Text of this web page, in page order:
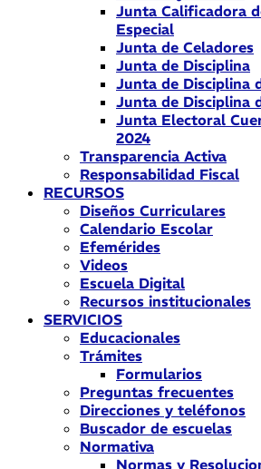
Junta Calificadora
Especial
Junta de Celadores
Junta de Disciplina
Junta de Disciplina
Junta de Disciplina
Junta Electoral
2024
Transparencia Activa
Responsabilidad Fiscal
RECURSOS
Diseños Curriculares
Calendario Escolar
Efemérides
Videos
Escuela Digital
Recursos institucionales
SERVICIOS
Educacionales
Trámites
Formularios
Preguntas frecuentes
Direcciones y teléfonos
Buscador de escuelas
Normativa
Normas y